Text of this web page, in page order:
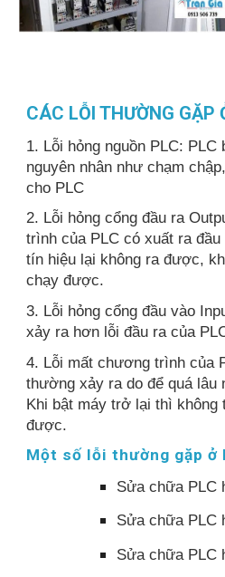
CÁC LỖI THƯỜNG GẶP
1. Lỗi hỏng nguồn PLC: PLC
nguyên nhân như chạm
cho PLC
2. Lỗi hỏng cổng đầu ra
trình của PLC có xuất ra
tín hiệu lại không ra được,
chạy được.
3. Lỗi hỏng cổng đầu vào
xảy ra hơn lỗi đầu ra của
4. Lỗi mất chương trình của
thường xảy ra do để quá lâu
Khi bật máy trở lại thì không
được.
Một số lỗi thường gặp ở
Sửa chữa PLC
Sửa chữa PLC
Sửa chữa PLC